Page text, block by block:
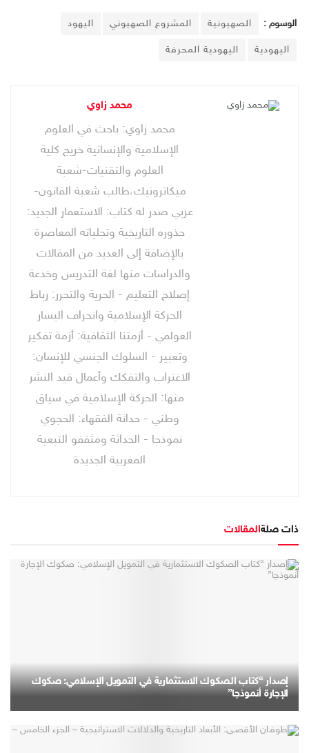
الوسوم : الصهيونية المشروع الصهيوني اليهود
اليهودية اليهودية المحرفة
محمد زاوي
محمد زاوي: باحث في العلوم
الإسلامية والإنسانية خريج كلية
العلوم والتقنيات-شعبة
ميكاترونيك،طالب شعبة القانون-
عربي صدر له كتاب: الاستعمار الجديد:
جذوره التاريخية وتجلياته المعاصرة
بالإضافة إلى العديد من المقالات
والدراسات منها لغة التدريس وخدعة
إصلاح التعليم - الحرية والتحرر: رباط
الحركة الإسلامية وانحراف اليسار
العولمي - أزمتنا الثقافية: أزمة تفكير
وتعبير - السلوك الجنسي للإنسان:
الاغتراب والتفكك وأعمال قيد النشر
منها: الحركة الإسلامية في سياق
وطني - حداثة الفقهاء: الحجوي
نموذجا - الحداثة ومثقفو التبعية
المغربية الجديدة
ذات صلةالمقالات
إصدار “كتاب الصكوك الاستثمارية في التمويل الإسلامي: صكوك
الإجارة أنموذجا”